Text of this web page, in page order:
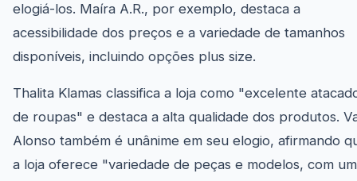
elogiá-los. Maíra A.R., por exemplo, destaca a
acessibilidade dos preços e a variedade de tamanhos
disponíveis, incluindo opções plus size.
Thalita Klamas classifica a loja como "excelente
de roupas" e destaca a alta qualidade dos produtos.
Alonso também é unânime em seu elogio, afirmando
a loja oferece "variedade de peças e modelos, com